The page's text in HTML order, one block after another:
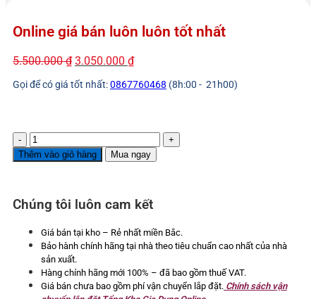
Online giá bán luôn luôn tốt nhất
5.500.000₫ Giá
là:
3.050.000 ₫Giá
tại
Gọi để có giá tốt nhất:0867760468 (8h:00 - 21h00)
Chậu
rửa
2
100CM
10045
Nano
bàn
chờ
Thêm vào giỏ hàng Mua ngay
Chúng tôi luôn cam kết
Giá bán tại kho – Rẻ nhất miền Bắc.
Bảo hành chính hãng tại nhà theo tiêu chuẩn cao nhất của nhà
sản xuất.
Hàng chính hãng mới 100% – đã bao gồm thuế VAT.
Giá bán chưa bao gồm phí vận chuyển lắp đặt. Chính sách vận